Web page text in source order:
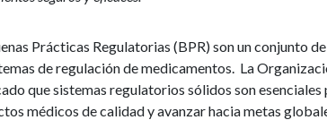
Prácticas Regulatorias (BPR) son un conjunto
de regulación de medicamentos. La
que sistemas regulatorios sólidos son esenciales
médicos de calidad y avanzar hacia metas